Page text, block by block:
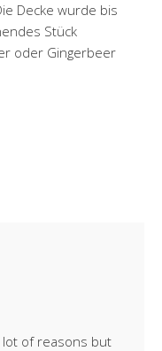
Decke wurde bis
Stück
oder Gingerbeer
lot of reasons but